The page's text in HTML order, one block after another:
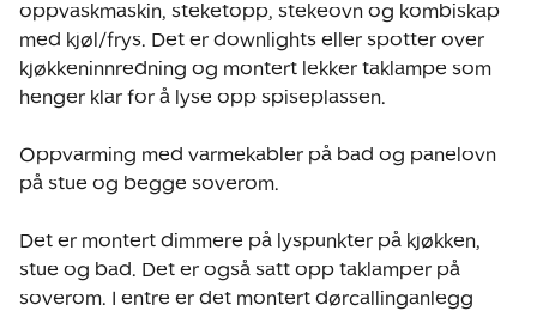
oppvaskmaskin, steketopp, stekeovn og kombiskap
med kjøl/frys. Det er downlights eller spotter over
kjøkkeninnredning og montert lekker taklampe som
henger klar for å lyse opp spiseplassen.
Oppvarming med varmekabler på bad og panelovn
på stue og begge soverom.
Det er montert dimmere på lyspunkter på kjøkken,
stue og bad. Det er også satt opp taklamper på
soverom. I entre er det montert dørcallinganlegg